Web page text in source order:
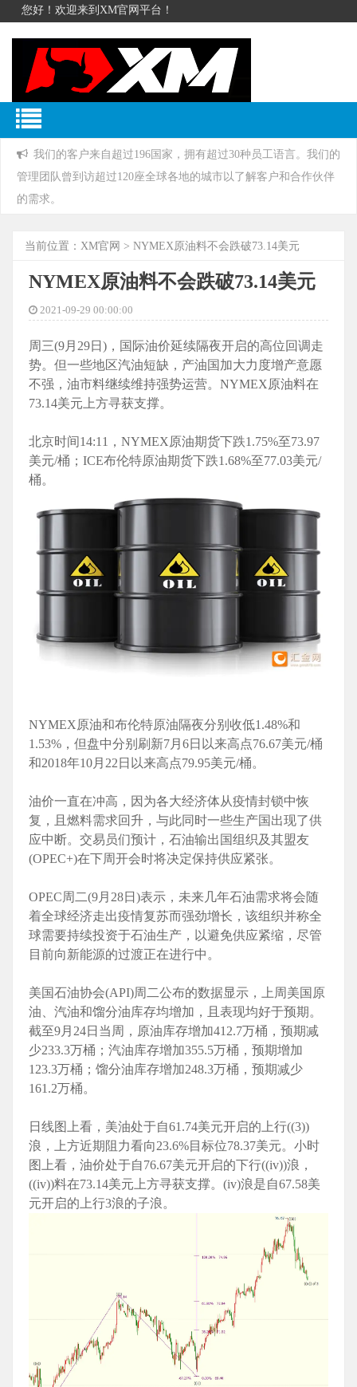
您好！欢迎来到XM官网平台！
我们的客户来自超过196国家，拥有超过30种员工语言。我们的
管理团队曾到访超过120座全球各地的城市以了解客户和合作伙伴
的需求。
当前位置： XM官网 > NYMEX原油料不会跌破73.14美元
NYMEX原油料不会跌破73.14美元
2021-09-29 00:00:00
周三(9月29日)，国际油价延续隔夜开启的高位回调走
势。但一些地区汽油短缺，产油国加大力度增产意愿
不强，油市料继续维持强势运营。NYMEX原油料在
73.14美元上方寻获支撑。
北京时间14:11，NYMEX原油期货下跌1.75%至73.97
美元/桶；ICE布伦特原油期货下跌1.68%至77.03美元/
桶。
NYMEX原油和布伦特原油隔夜分别收低1.48%和
1.53%，但盘中分别刷新7月6日以来高点76.67美元/桶
和2018年10月22日以来高点79.95美元/桶。
油价一直在冲高，因为各大经济体从疫情封锁中恢
复，且燃料需求回升，与此同时一些生产国出现了供
应中断。交易员们预计，石油输出国组织及其盟友
(OPEC+)在下周开会时将决定保持供应紧张。
OPEC周二(9月28日)表示，未来几年石油需求将会随
着全球经济走出疫情复苏而强劲增长，该组织并称全
球需要持续投资于石油生产，以避免供应紧缩，尽管
目前向新能源的过渡正在进行中。
美国石油协会(API)周二公布的数据显示，上周美国原
油、汽油和馏分油库存均增加，且表现均好于预期。
截至9月24日当周，原油库存增加412.7万桶，预期减
少233.3万桶；汽油库存增加355.5万桶，预期增加
123.3万桶；馏分油库存增加248.3万桶，预期减少
161.2万桶。
日线图上看，美油处于自61.74美元开启的上行((3))
浪，上方近期阻力看向23.6%目标位78.37美元。小时
图上看，油价处于自76.67美元开启的下行((iv))浪，
((iv))料在73.14美元上方寻获支撑。(iv)浪是自67.58美
元开启的上行3浪的子浪。